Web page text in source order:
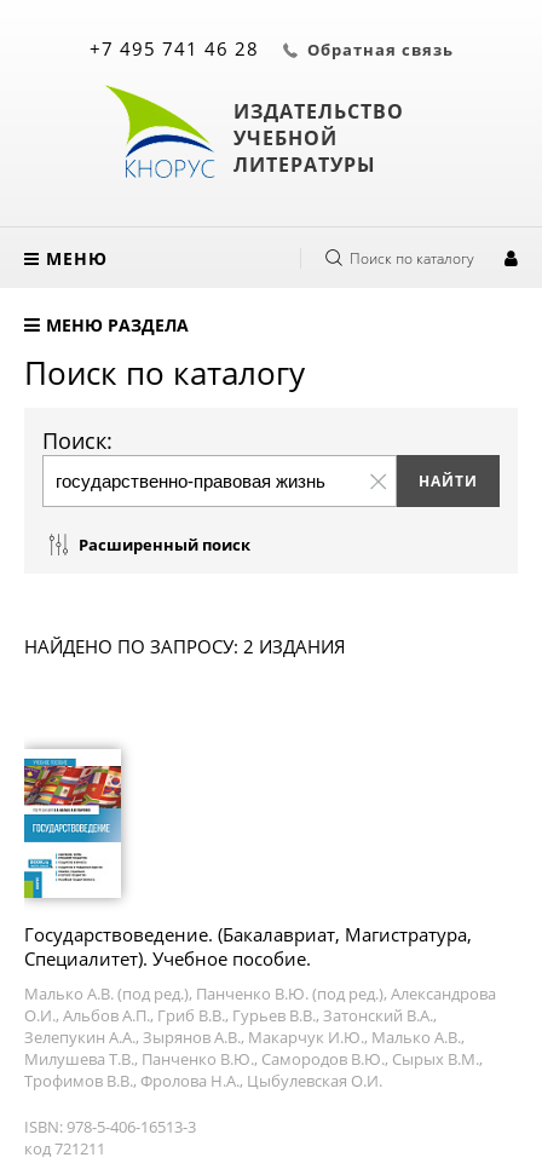
ИЗДАТЕЛЬСТВО
УЧЕБНОЙ
ЛИТЕРАТУРЫ
+7 495 741 46 28 Обратная связь
МЕНЮ Поиск по каталогу
МЕНЮ РАЗДЕЛА
Поиск по каталогу
Поиск:
Расширенный поиск
НАЙДЕНО ПО ЗАПРОСУ: 2 ИЗДАНИЯ
Государствоведение. (Бакалавриат, Магистратура,
Специалитет). Учебное пособие.
Малько А.В. (под ред.), Панченко В.Ю. (под ред.), Александрова
О.И., Альбов А.П., Гриб В.В., Гурьев В.В., Затонский В.А.,
Зелепукин А.А., Зырянов А.В., Макарчук И.Ю., Малько А.В.,
Милушева Т.В., Панченко В.Ю., Самородов В.Ю., Сырых В.М.,
Трофимов В.В., Фролова Н.А., Цыбулевская О.И.
ISBN: 978-5-406-16513-3
код 721211